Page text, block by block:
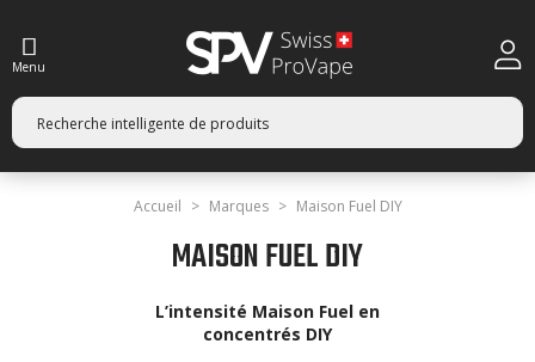
Menu
Accueil Marques Maison Fuel DIY
MAISON FUEL DIY
L’intensité Maison Fuel en
concentrés DIY